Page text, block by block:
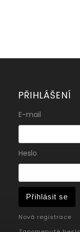
PŘIHLÁŠENÍ
E-mail
Heslo
Přihlásit se
Nová registrace